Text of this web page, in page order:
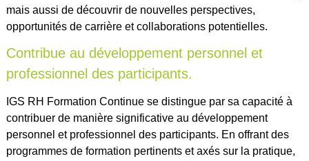
mais aussi de découvrir de nouvelles perspectives,
opportunités de carrière et collaborations potentielles.
Contribue au développement personnel et
professionnel des participants.
IGS RH Formation Continue se distingue par sa capacité à
contribuer de manière significative au développement
personnel et professionnel des participants. En offrant des
programmes de formation pertinents et axés sur la pratique,